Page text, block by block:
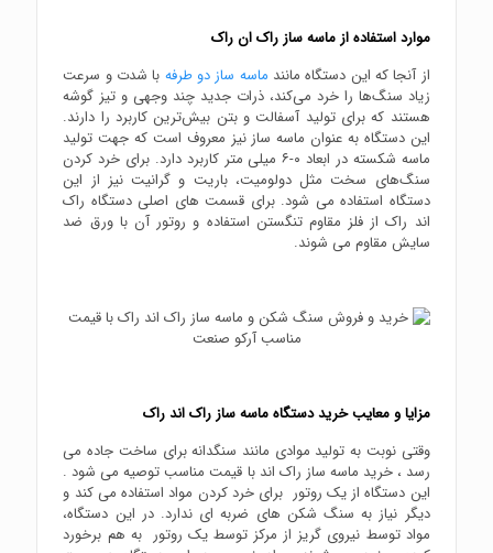
موارد استفاده از ماسه ساز راک ان راک
از آنجا که این دستگاه مانند ماسه ساز دو طرفه با شدت و سرعت
زیاد سنگ‌ها را خرد می‌کند، ذرات جدید چند وجهی و تیز گوشه
هستند که برای تولید آسفالت و بتن بیش‌ترین کاربرد را دارند.
این دستگاه به عنوان ماسه ساز نیز معروف است که جهت تولید
ماسه شکسته در ابعاد ۰-۶ میلی متر کاربرد دارد. برای خرد کردن
سنگ‌های سخت مثل دولومیت، باریت و گرانیت نیز از این
دستگاه استفاده می‌ شود. برای قسمت‌ های اصلی دستگاه راک
اند راک از فلز مقاوم تنگستن استفاده و روتور آن با ورق ضد
سایش مقاوم می شوند.
مزایا و معایب خرید دستگاه ماسه ساز راک اند راک
وقتی نوبت به تولید موادی مانند سنگدانه برای ساخت جاده می
رسد ، خرید ماسه ساز راک اند با قیمت مناسب توصیه می شود .
این دستگاه از یک روتور برای خرد کردن مواد استفاده می کند و
دیگر نیاز به سنگ شکن های ضربه ای ندارد. در این دستگاه،
مواد توسط نیروی گریز از مرکز توسط یک روتور به هم برخورد